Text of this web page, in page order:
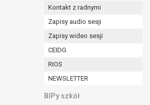
Kontakt z radnymi
Zapisy audio sesji
Zapisy wideo sesji
CEIDG
RIOS
NEWSLETTER
BIPy szkół
odbiorców danych
określonymi przez
umowy, a po tym
danych po zakończeniu i